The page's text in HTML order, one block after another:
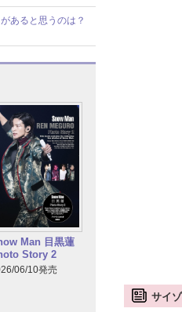
あると思うのは？
Man 目黒蓮
Story 2
06/10発売
サイ